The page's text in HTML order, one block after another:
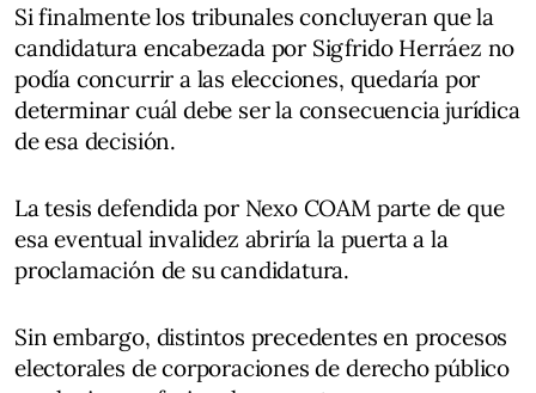
Si finalmente los tribunales concluyeran que la
candidatura encabezada por Sigfrido Herráez no
podía concurrir a las elecciones, quedaría por
determinar cuál debe ser la consecuencia jurídica
de esa decisión.
La tesis defendida por Nexo COAM parte de que
esa eventual invalidez abriría la puerta a la
proclamación de su candidatura.
Sin embargo, distintos precedentes en procesos
electorales de corporaciones de derecho público